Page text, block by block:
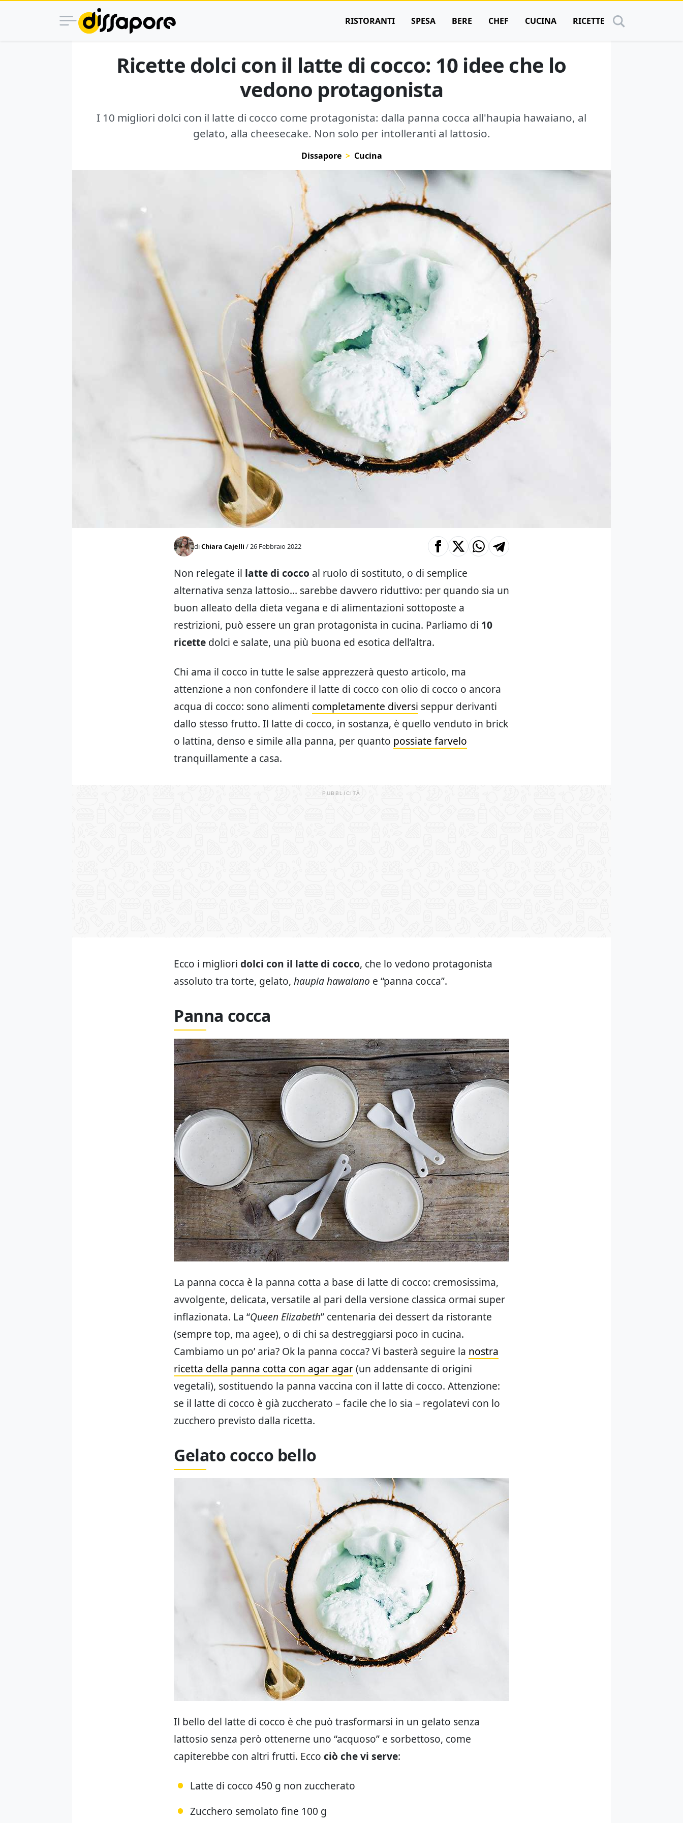
RISTORANTI SPESA BERE CHEF CUCINA RICETTE
Ricette dolci con il latte di cocco: 10 idee che lo
vedono protagonista
I 10 migliori dolci con il latte di cocco come protagonista: dalla panna cocca all'haupia hawaiano, al
gelato, alla cheesecake. Non solo per intolleranti al lattosio.
Dissapore Cucina
diChiara Cajelli / 26 Febbraio 2022
Non relegate il latte di cocco al ruolo di sostituto, o di semplice
alternativa senza lattosio… sarebbe davvero riduttivo: per quando sia un
buon alleato della dieta vegana e di alimentazioni sottoposte a
restrizioni, può essere un gran protagonista in cucina. Parliamo di 10
ricette dolci e salate, una più buona ed esotica dell’altra.
Chi ama il cocco in tutte le salse apprezzerà questo articolo, ma
attenzione a non confondere il latte di cocco con olio di cocco o ancora
acqua di cocco: sono alimenti completamente diversi seppur derivanti
dallo stesso frutto. Il latte di cocco, in sostanza, è quello venduto in brick
o lattina, denso e simile alla panna, per quanto possiate farvelo
tranquillamente a casa.
Ecco i migliori dolci con il latte di cocco, che lo vedono protagonista
assoluto tra torte, gelato, haupia hawaiano e “panna cocca”.
Panna cocca
La panna cocca è la panna cotta a base di latte di cocco: cremosissima,
avvolgente, delicata, versatile al pari della versione classica ormai super
inflazionata. La “Queen Elizabeth” centenaria dei dessert da ristorante
(sempre top, ma agee), o di chi sa destreggiarsi poco in cucina.
Cambiamo un po’ aria? Ok la panna cocca? Vi basterà seguire la nostra
ricetta della panna cotta con agar agar(un addensante di origini
vegetali), sostituendo la panna vaccina con il latte di cocco. Attenzione:
se il latte di cocco è già zuccherato – facile che lo sia – regolatevi con lo
zucchero previsto dalla ricetta.
Gelato cocco bello
Il bello del latte di cocco è che può trasformarsi in un gelato senza
lattosio senza però ottenerne uno “acquoso” e sorbettoso, come
capiterebbe con altri frutti. Ecco ciò che vi serve:
Latte di cocco 450 g non zuccherato
Zucchero semolato fine 100 g